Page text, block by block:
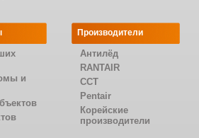
и
Производители
Антилёд
RANTAIR
CCT
Pentair
Корейские
производители